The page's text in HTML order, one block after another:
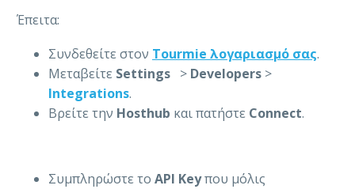
Έπειτα:
Συνδεθείτε στον Tourmie λογαριασμό σας.
Μεταβείτε Settings > Developers >
Integrations.
Βρείτε την Hosthub και πατήστε Connect.
Συμπληρώστε το API Keyπου μόλις